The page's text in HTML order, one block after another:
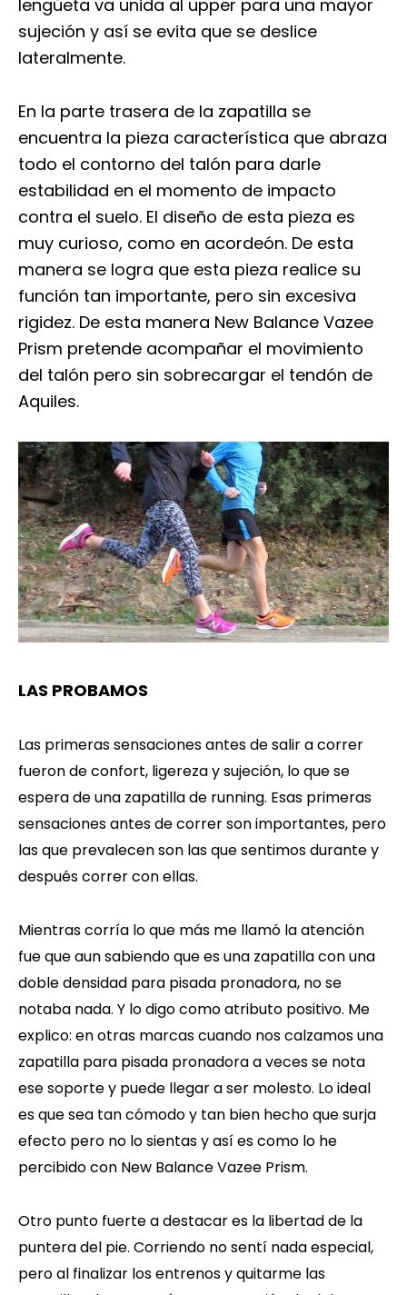
lengüeta va unida al upper para una mayor
sujeción y así se evita que se deslice
lateralmente.
En la parte trasera de la zapatilla se
encuentra la pieza característica que abraza
todo el contorno del talón para darle
estabilidad en el momento de impacto
contra el suelo. El diseño de esta pieza es
muy curioso, como en acordeón. De esta
manera se logra que esta pieza realice su
función tan importante, pero sin excesiva
rigidez. De esta manera New Balance Vazee
Prism pretende acompañar el movimiento
del talón pero sin sobrecargar el tendón de
Aquiles.
LAS PROBAMOS
Las primeras sensaciones antes de salir a correr
fueron de confort, ligereza y sujeción, lo que se
espera de una zapatilla de running. Esas primeras
sensaciones antes de correr son importantes, pero
las que prevalecen son las que sentimos durante y
después correr con ellas.
Mientras corría lo que más me llamó la atención
fue que aun sabiendo que es una zapatilla con una
doble densidad para pisada pronadora, no se
notaba nada. Y lo digo como atributo positivo. Me
explico: en otras marcas cuando nos calzamos una
zapatilla para pisada pronadora a veces se nota
ese soporte y puede llegar a ser molesto. Lo ideal
es que sea tan cómodo y tan bien hecho que surja
efecto pero no lo sientas y así es como lo he
percibido con New Balance Vazee Prism.
Otro punto fuerte a destacar es la libertad de la
puntera del pie. Corriendo no sentí nada especial,
pero al finalizar los entrenos y quitarme las